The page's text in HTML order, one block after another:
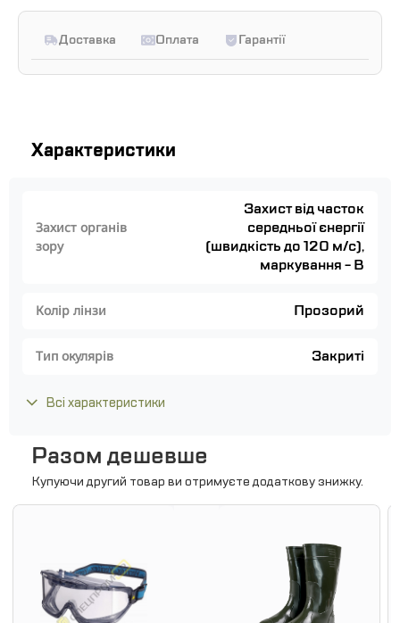
Доставка Оплата Гарантії
Характеристики
Захист органів
зору
Захист від часток
середньої єнергії
(швидкість до 120 м/с),
маркування - В
Колір лінзи Прозорий
Тип окулярів Закриті
Всі характеристики
Разом дешевше
Купуючи другий товар ви отримуєте додаткову знижку.